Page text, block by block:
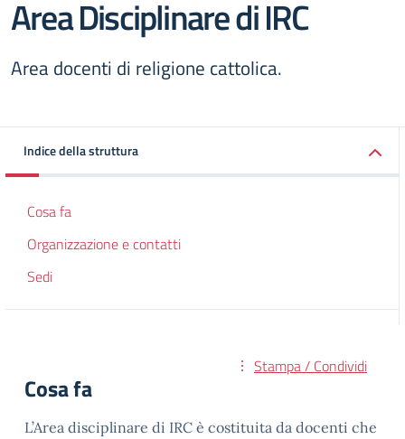
Area Disciplinare di IRC
Area docenti di religione cattolica.
Indice della struttura
Cosa fa
Organizzazione e contatti
Sedi
Stampa / Condividi
Cosa fa
L’Area disciplinare di IRC è costituita da docenti che